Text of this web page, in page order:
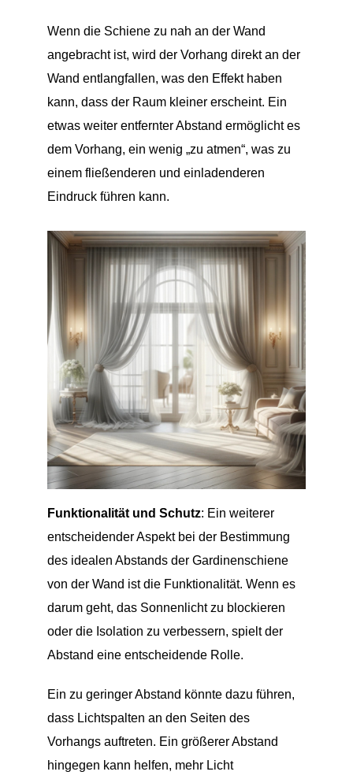
Wenn die Schiene zu nah an der Wand
angebracht ist, wird der Vorhang direkt an der
Wand entlangfallen, was den Effekt haben
kann, dass der Raum kleiner erscheint. Ein
etwas weiter entfernter Abstand ermöglicht es
dem Vorhang, ein wenig „zu atmen“, was zu
einem fließenderen und einladenderen
Eindruck führen kann.
Funktionalität und Schutz: Ein weiterer
entscheidender Aspekt bei der Bestimmung
des idealen Abstands der Gardinenschiene
von der Wand ist die Funktionalität. Wenn es
darum geht, das Sonnenlicht zu blockieren
oder die Isolation zu verbessern, spielt der
Abstand eine entscheidende Rolle.
Ein zu geringer Abstand könnte dazu führen,
dass Lichtspalten an den Seiten des
Vorhangs auftreten. Ein größerer Abstand
hingegen kann helfen, mehr Licht